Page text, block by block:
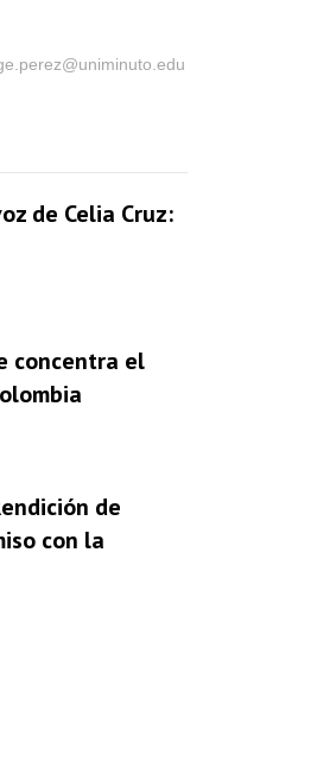
de Celia Cruz:
concentra el
de
con la